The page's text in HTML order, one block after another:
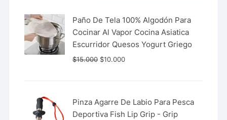
Paño De Tela 100% Algodón Para
Cocinar Al Vapor Cocina Asiatica
Escurridor Quesos Yogurt Griego
$15.000 $10.000
Pinza Agarre De Labio Para Pesca
Deportiva Fish Lip Grip - Grip